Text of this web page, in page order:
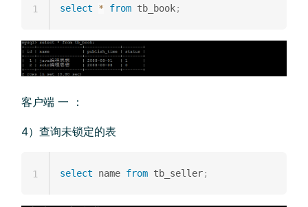
select * from tb_book;
1
客户端 一 ：
4）查询未锁定的表
select name from tb_seller;
1